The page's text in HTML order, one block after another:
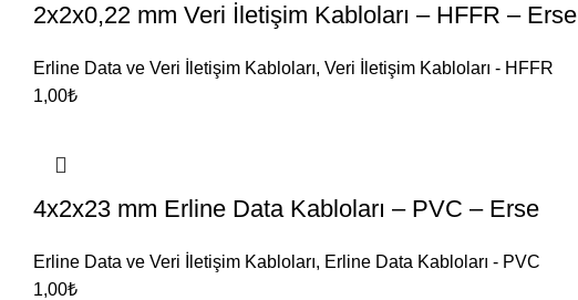
2x2x0,22 mm Veri İletişim Kabloları – HFFR – Erse
Erline Data ve Veri İletişim Kabloları, Veri İletişim Kabloları - HFFR
1,00₺
4x2x23 mm Erline Data Kabloları – PVC – Erse
Erline Data ve Veri İletişim Kabloları, Erline Data Kabloları - PVC
1,00₺